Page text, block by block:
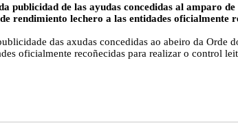
publicidad de las ayudas concedidas al amparo
rendimiento lechero a las entidades
das axudas concedidas ao abeiro da Orde
oficialmente recoñecidas para realizar o control